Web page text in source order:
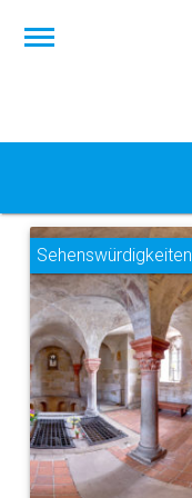
Sehenswürdigkeiten